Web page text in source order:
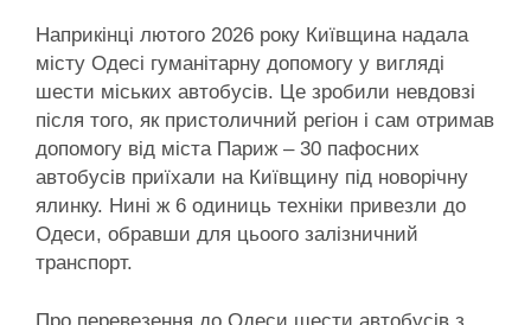
Наприкінці лютого 2026 року Київщина надала
місту Одесі гуманітарну допомогу у вигляді
шести міських автобусів. Це зробили невдовзі
після того, як пристоличний регіон і сам отримав
допомогу від міста Париж – 30 пафосних
автобусів приїхали на Київщину під новорічну
ялинку. Нині ж 6 одиниць техніки привезли до
Одеси, обравши для цьоого залізничний
транспорт.